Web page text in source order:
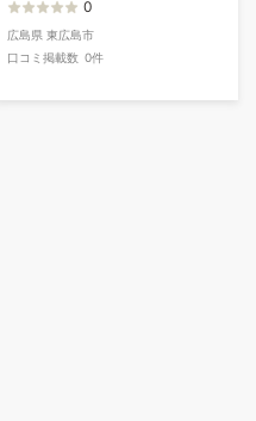
0
広島県 東広島市
口コミ掲載数 0件